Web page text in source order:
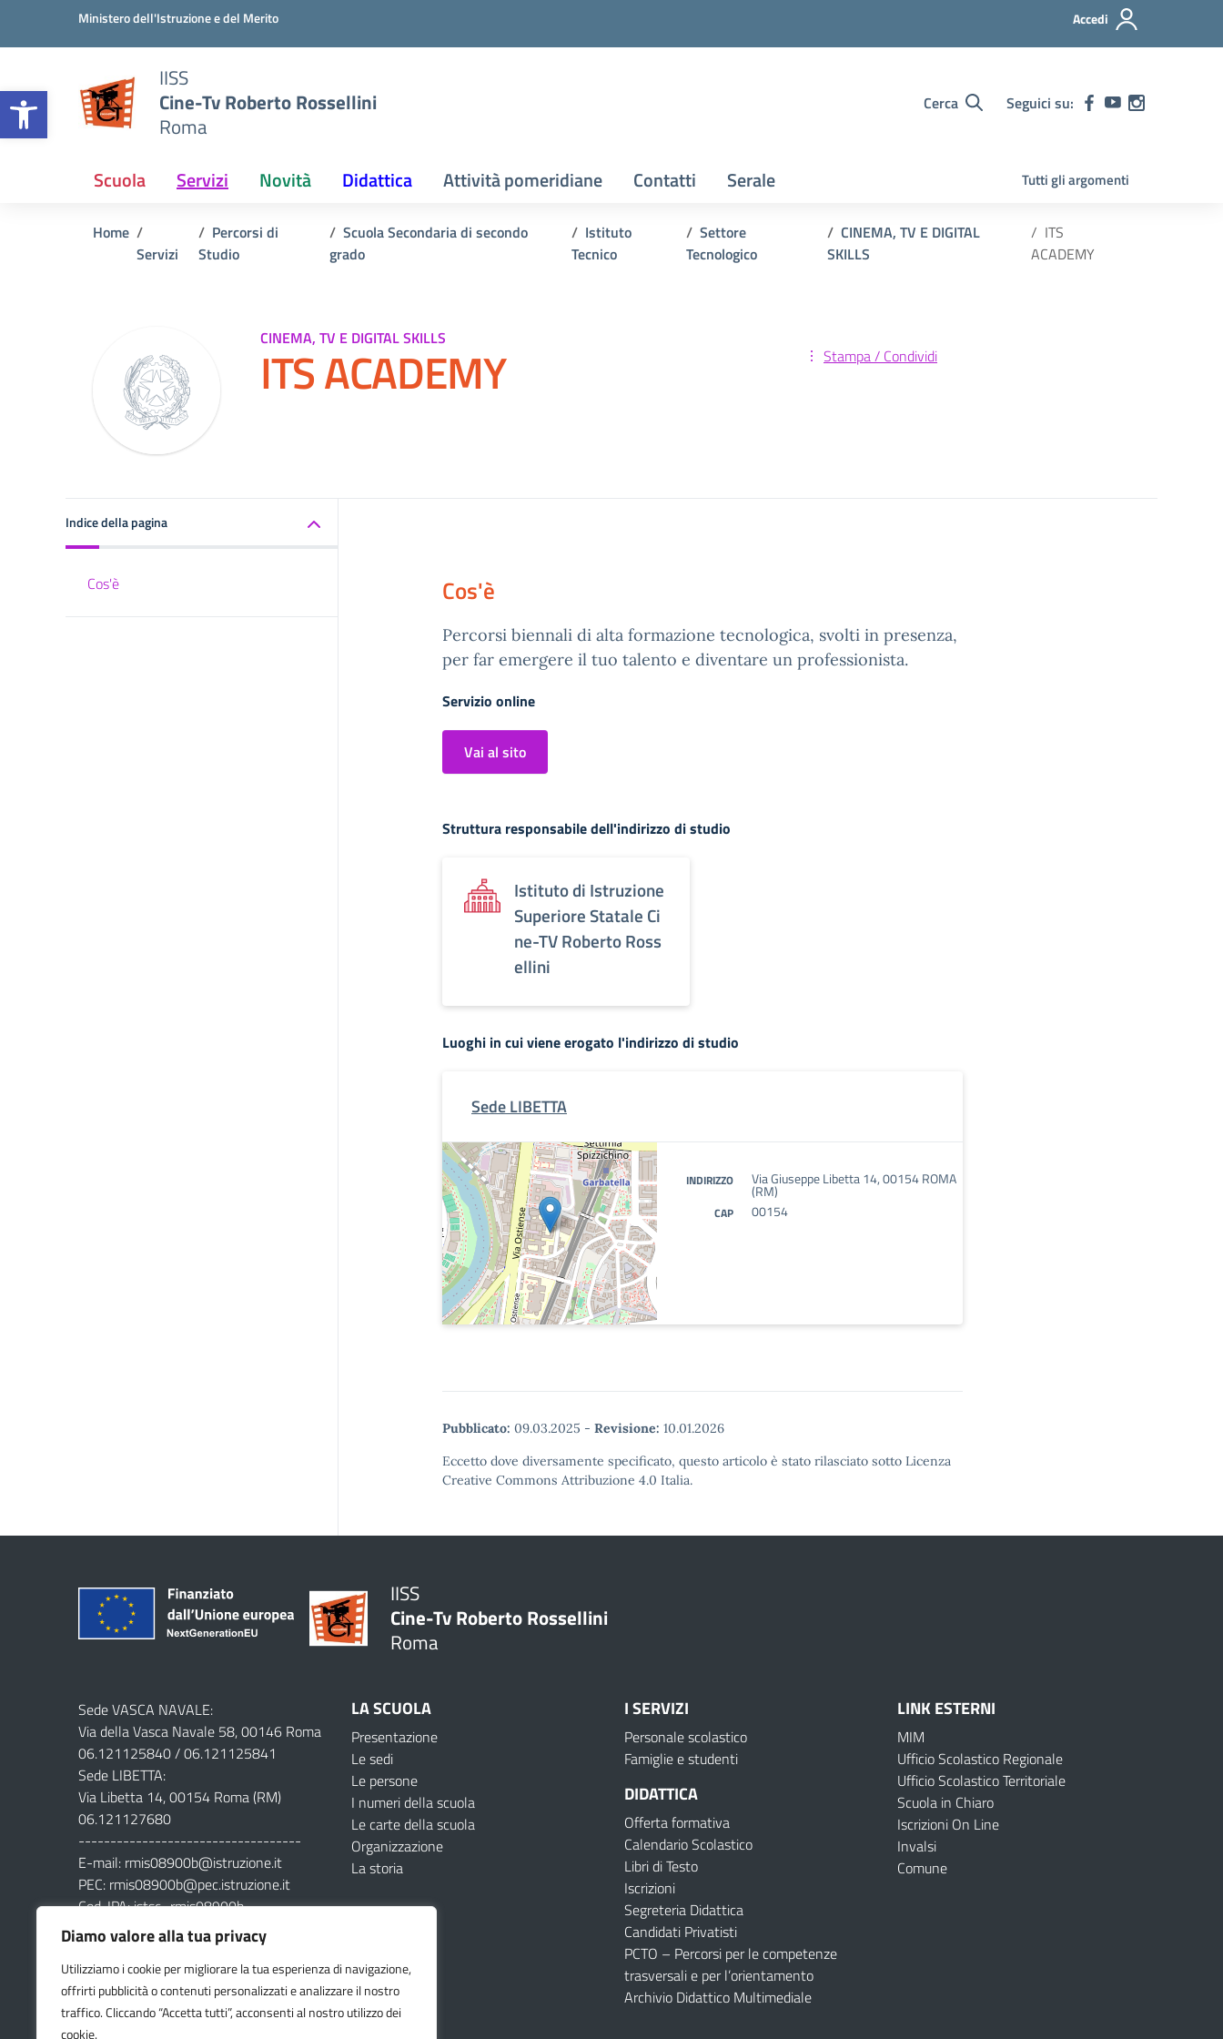
Open toolbar
Diamo valore alla tua privacy
Utilizziamo i cookie per migliorare la tua esperienza di navigazione,
offrirti pubblicità o contenuti personalizzati e analizzare il nostro
traffico. Cliccando “Accetta tutti”, acconsenti al nostro utilizzo dei
cookie.
Vai ai contenuti
Vai al menu di navigazioneMinistero dell'Istruzione e del Merito Accedi
IISS
Cine-Tv Roberto Rossellini
Roma
Cerca Seguici su:
Scuola Servizi Novità Didattica Attività pomeridiane Contatti Serale Tutti gli argomenti
Home
Servizi
Percorsi di
Studio
Scuola Secondaria di secondo
grado
Istituto
Tecnico
Settore
Tecnologico
CINEMA, TV E DIGITAL
SKILLS
ITS
ACADEMY
CINEMA, TV E DIGITAL SKILLS
ITS ACADEMY Stampa / Condividi
Indice della pagina
Cos'è Cos'è
Percorsi biennali di alta formazione tecnologica, svolti in presenza,
per far emergere il tuo talento e diventare un professionista.
Servizio online
Vai al sito
Struttura responsabile dell'indirizzo di studio
Istituto di Istruzione
Superiore Statale Ci
ne-TV Roberto Ross
ellini
Luoghi in cui viene erogato l'indirizzo di studio
Sede LIBETTA
INDIRIZZO Via Giuseppe Libetta 14, 00154 ROMA
(RM)
CAP 00154
Pubblicato: 09.03.2025 - Revisione: 10.01.2026
Eccetto dove diversamente specificato, questo articolo è stato rilasciato sotto Licenza
Creative Commons Attribuzione 4.0 Italia.
IISS
Cine-Tv Roberto Rossellini
Roma
Sede VASCA NAVALE:
Via della Vasca Navale 58, 00146 Roma
06.121125840 / 06.121125841
Sede LIBETTA:
Via Libetta 14, 00154 Roma (RM)
06.121127680
-----------------------------------
E-mail: rmis08900b@istruzione.it
PEC: rmis08900b@pec.istruzione.it
Cod. IPA: istsc_rmis08900b
Cod. Mecc: rmis08900b
Cod. Fisc: 80201230580
LA SCUOLA
Presentazione
Le sedi
Le persone
I numeri della scuola
Le carte della scuola
Organizzazione
La storia
I SERVIZI
Personale scolastico
Famiglie e studenti
DIDATTICA
Offerta formativa
Calendario Scolastico
Libri di Testo
Iscrizioni
Segreteria Didattica
Candidati Privatisti
PCTO – Percorsi per le competenze
trasversali e per l’orientamento
Archivio Didattico Multimediale
LINK ESTERNI
MIM
Ufficio Scolastico Regionale
Ufficio Scolastico Territoriale
Scuola in Chiaro
Iscrizioni On Line
Invalsi
Comune